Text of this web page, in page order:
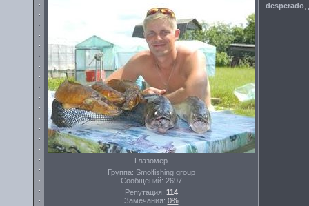
Глазомер
Группа: Smolfishing group
Сообщений: 2697
Репутация: 114
Замечания: 0%
desperado